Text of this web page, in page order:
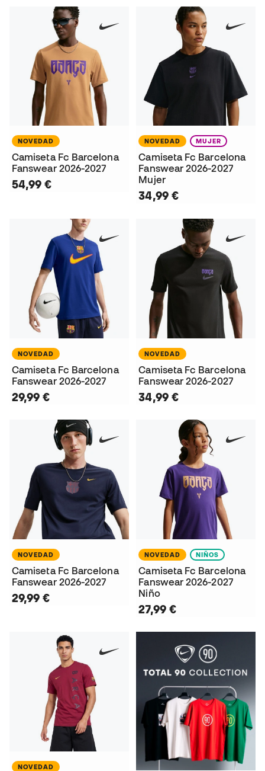
NOVEDAD
Camiseta Fc Barcelona
Fanswear 2026-2027
54,99 €
NOVEDAD MUJER
Camiseta Fc Barcelona
Fanswear 2026-2027
Mujer
34,99 €
NOVEDAD
Camiseta Fc Barcelona
Fanswear 2026-2027
29,99 €
NOVEDAD
Camiseta Fc Barcelona
Fanswear 2026-2027
34,99 €
NOVEDAD
Camiseta Fc Barcelona
Fanswear 2026-2027
29,99 €
NOVEDAD NIÑOS
Camiseta Fc Barcelona
Fanswear 2026-2027
Niño
27,99 €
NOVEDAD